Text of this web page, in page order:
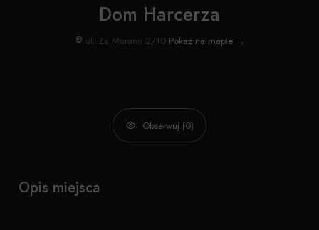
Dom Harcerza
ul. Za Murami 2/10 Pokaż na mapie →
Obserwuj (0)
Opis miejsca